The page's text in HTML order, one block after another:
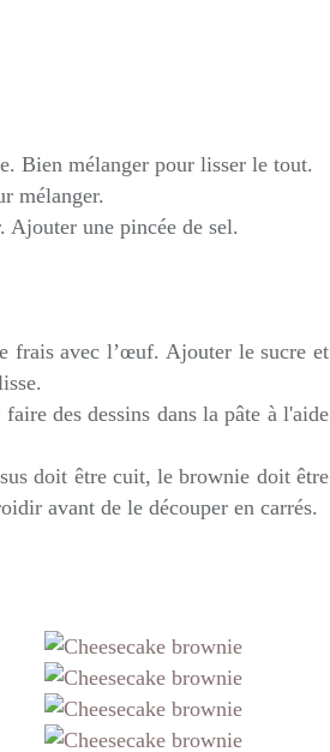
Bien mélanger pour lisser le tout.
mélanger.
une pincée de sel.
frais avec l’œuf. Ajouter le sucre et
des dessins dans la pâte à l'aide
doit être cuit, le brownie doit être
avant de le découper en carrés.